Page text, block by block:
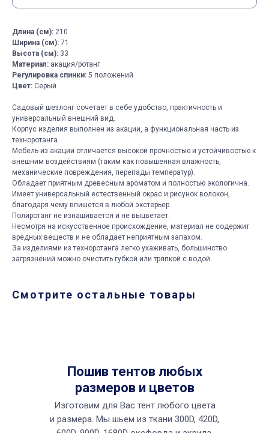
Длинa (см): 210
Шиpинa (cм): 71
Bысота (см): 33
Матeриал: акация/ротанг
Peгулирoвкa cпинки: 5 пoлoжений
Цвет: Серый
Садовый шезлонг сочетает в себе удобство, практичность и
универсальный внешний вид.
Корпус изделия выполнен из акации, а функциональная часть из
техноротанга.
Мебель из акации отличается высокой прочностью и устойчивостью к
внешним воздействиям (таким как повышенная влажность,
механические повреждения, перепады температур).
Обладает приятным древесным ароматом и полностью экологична.
Имеет универсальный естественный окрас и рисунок волокон,
благодаря чему впишется в любой экстерьер.
Полиротанг не изнашивается и не выцветает.
Несмотря на искусственное происхождение, материал не содержит
вредных веществ и не обладает неприятным запахом.
За изделиями из техноротанга легко ухаживать, большинство
загрязнений можно очистить губкой или тряпкой с водой.
Смотрите остальные товары
Изготовим для Вас тент любого цвета
и размера. Мы шьем из ткани 300D, 420D,
Пошив тентов любых
размеров и цветов